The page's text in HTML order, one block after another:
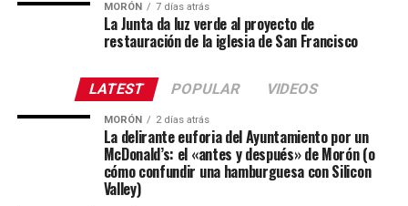
MORÓN 7 días atrás
La Junta da luz verde al proyecto de
restauración de la iglesia de San Francisco
LATEST POPULAR VIDEOS
MORÓN 2 días atrás
La delirante euforia del Ayuntamiento por un
McDonald’s: el «antes y después» de Morón (o
cómo confundir una hamburguesa con Silicon
Valley)